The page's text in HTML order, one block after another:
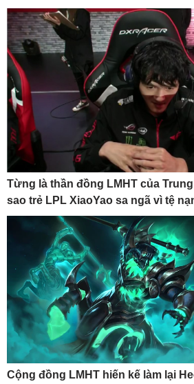
Từng là thần đồng LMHT của
sao trẻ LPL XiaoYao sa ngã vì tệ
Cộng đồng LMHT hiến kế làm lại